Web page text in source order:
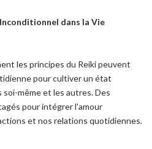
dans la Vie
les principes du Reiki peuvent
pour cultiver un état
même et les autres. Des
pour intégrer l'amour
et nos relations quotidiennes.